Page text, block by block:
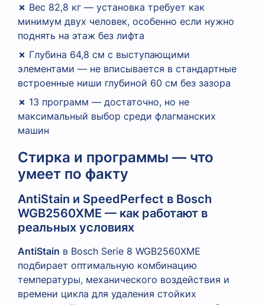
✗ Вес 82,8 кг — установка требует как
минимум двух человек, особенно если нужно
поднять на этаж без лифта
✗ Глубина 64,8 см с выступающими
элементами — не вписывается в стандартные
встроенные ниши глубиной 60 см без зазора
✗ 13 программ — достаточно, но не
максимальный выбор среди флагманских
машин
Стирка и программы — что
умеет по факту
AntiStain и SpeedPerfect в Bosch
WGB2560XME — как работают в
реальных условиях
AntiStain в Bosch Serie 8 WGB2560XME
подбирает оптимальную комбинацию
температуры, механического воздействия и
времени цикла для удаления стойких